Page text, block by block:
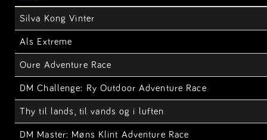
Silva Kong Vinter
Als Extreme
Oure Adventure Race
DM Challenge: Ry Outdoor Adventure Race
Thy til lands, til vands og i luften
DM Master: Møns Klint Adventure Race